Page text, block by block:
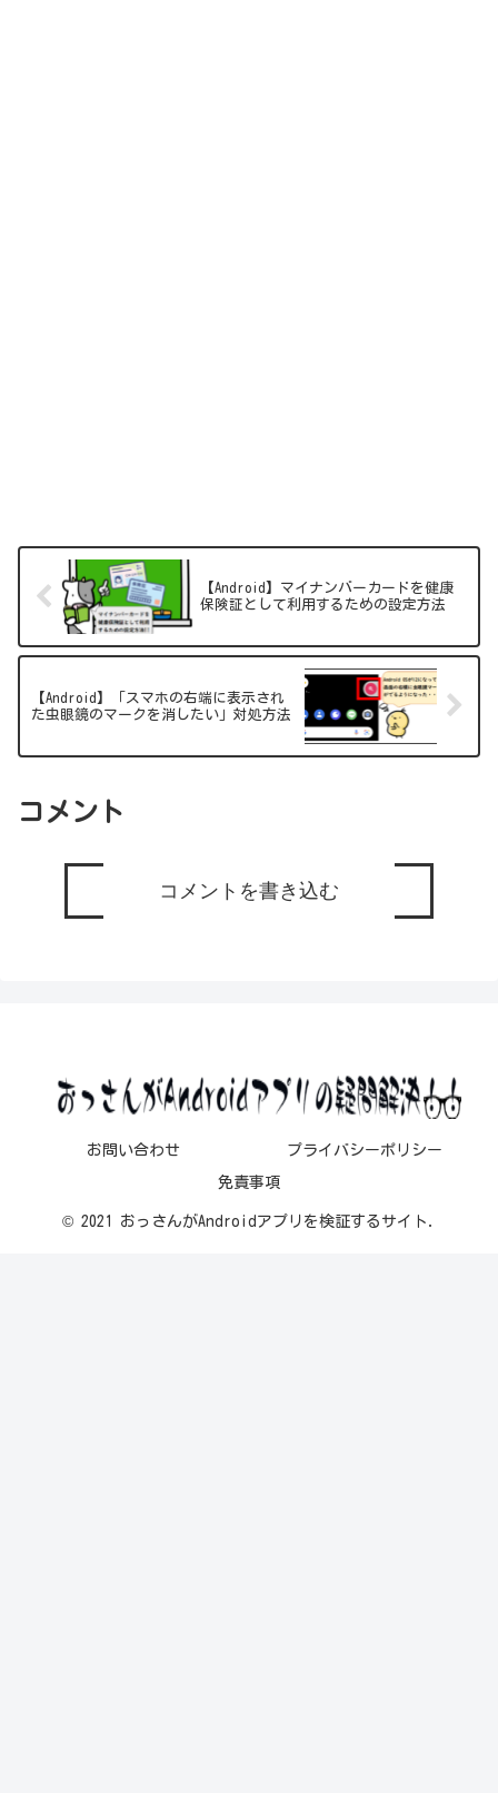
【Android】マイナンバーカードを健康
保険証として利用するための設定方法
【Android】「スマホの右端に表示され
た虫眼鏡のマークを消したい」対処方法
コメント
コメントを書き込む
お問い合わせ プライバシーポリシー
免責事項
© 2021 おっさんがAndroidアプリを検証するサイト.